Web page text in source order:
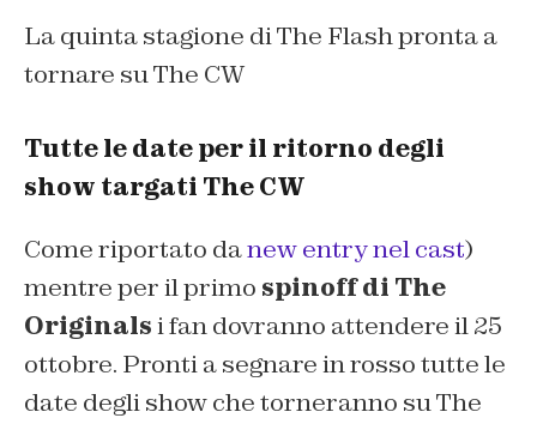
La quinta stagione di The Flash pronta a
tornare su The CW
Tutte le date per il ritorno degli
show targati The CW
Come riportato danew entry nel cast)
mentre per il primo spinoff di The
Originalsi fan dovranno attendere il 25
ottobre. Pronti a segnare in rosso tutte le
date degli show che torneranno su The